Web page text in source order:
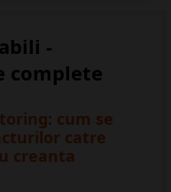
-
complete
cum se
catre
creanta